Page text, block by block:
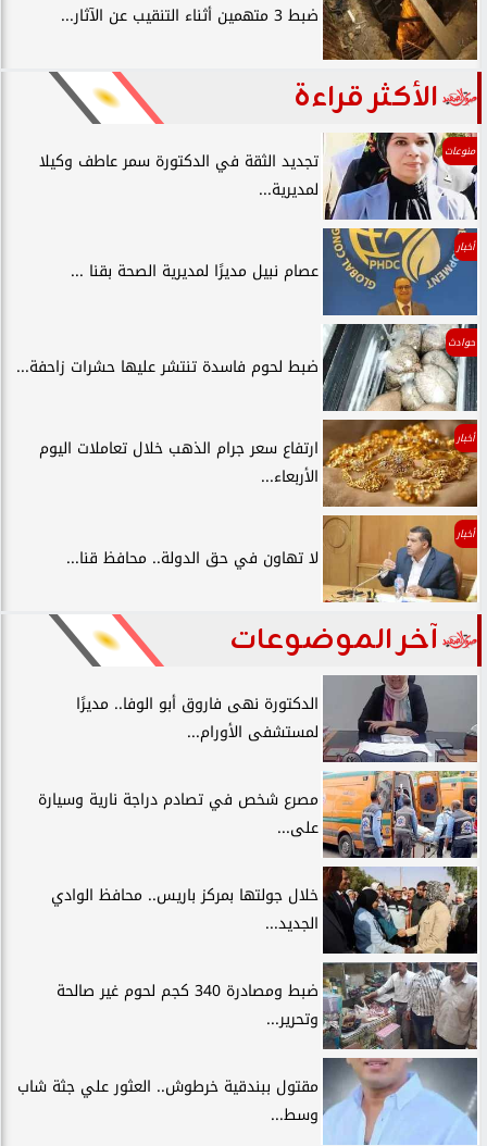
ضبط 3 متهمين أثناء التنقيب عن الآثار...
الأكثر قراءة
منوعات
تجديد الثقة في الدكتورة سمر عاطف وكيلا
لمديرية...
أخبار
عصام نبيل مديرًا لمديرية الصحة بقنا ...
حوادث
ضبط لحوم فاسدة تنتشر عليها حشرات زاحفة...
أخبار
ارتفاع سعر جرام الذهب خلال تعاملات اليوم
الأربعاء...
أخبار
لا تهاون في حق الدولة.. محافظ قنا...
آخر الموضوعات
الدكتورة نهى فاروق أبو الوفا.. مديرًا
لمستشفى الأورام...
مصرع شخص في تصادم دراجة نارية وسيارة
على...
خلال جولتها بمركز باريس.. محافظ الوادي
الجديد...
ضبط ومصادرة 340 كجم لحوم غير صالحة
وتحرير...
مقتول ببندقية خرطوش.. العثور علي جثة شاب
وسط...